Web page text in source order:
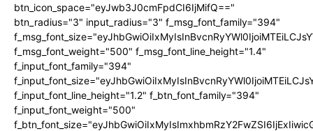
btn_icon_space="eyJwb3J0cmFpdCI6IjMifQ=="
btn_radius="3" input_radius="3" f_msg_font_family="394"
f_msg_font_weight="500" f_msg_font_line_height="1.4"
f_input_font_family="394"
f_input_font_line_height="1.2" f_btn_font_family="394"
f_input_font_weight="500"